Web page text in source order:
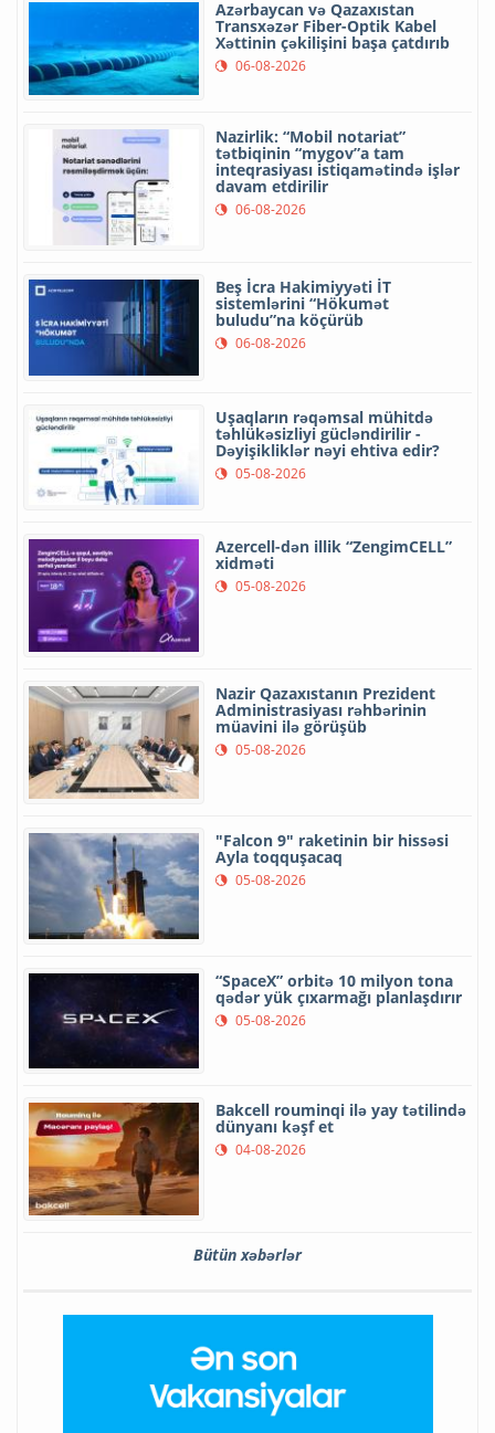
Azərbaycan və Qazaxıstan
Transxəzər Fiber-Optik Kabel
Xəttinin çəkilişini başa çatdırıb
06-08-2026
Nazirlik: “Mobil notariat”
tətbiqinin “mygov”a tam
inteqrasiyası istiqamətində işlər
davam etdirilir
06-08-2026
Beş İcra Hakimiyyəti İT
sistemlərini “Hökumət
buludu”na köçürüb
06-08-2026
Uşaqların rəqəmsal mühitdə
təhlükəsizliyi gücləndirilir -
Dəyişikliklər nəyi ehtiva edir?
05-08-2026
Azercell-dən illik “ZengimCELL”
xidməti
05-08-2026
Nazir Qazaxıstanın Prezident
Administrasiyası rəhbərinin
müavini ilə görüşüb
05-08-2026
"Falcon 9" raketinin bir hissəsi
Ayla toqquşacaq
05-08-2026
“SpaceX” orbitə 10 milyon tona
qədər yük çıxarmağı planlaşdırır
05-08-2026
Bakcell rouminqi ilə yay tətilində
dünyanı kəşf et
04-08-2026
Bütün xəbərlər